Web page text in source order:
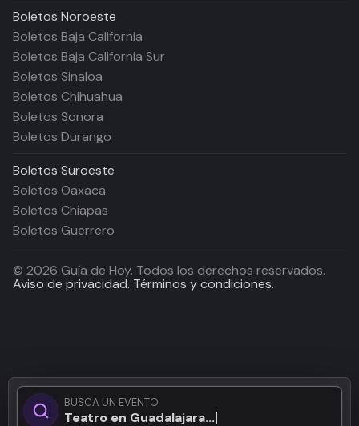
BUSCA UN EVENTO
Teatro en Guadalajara...
Boletos Noroeste
Boletos Baja California
Boletos Baja California Sur
Boletos Sinaloa
Boletos Chihuahua
Boletos Sonora
Boletos Durango
Boletos Suroeste
Boletos Oaxaca
Boletos Chiapas
Boletos Guerrero
© 2026 Guía de Hoy. Todos los derechos reservados.
Aviso de privacidad. Términos y condiciones.